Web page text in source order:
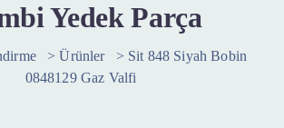
Yedek Parça
>Ürünler > Sit 848 Siyah Bobin
0848129 Gaz Valfi